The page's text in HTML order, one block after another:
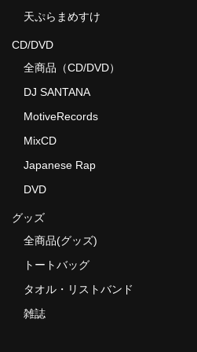
天ぷらまめすけ
CD/DVD
全商品（CD/DVD）
DJ SANTANA
MotiveRecords
MixCD
Japanese Rap
DVD
グッズ
全商品(グッズ)
トートバッグ
タオル・リストバンド
雑誌